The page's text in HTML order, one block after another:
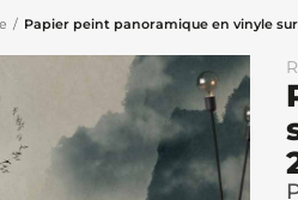
Papier peint panoramique en vinyle sur